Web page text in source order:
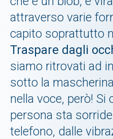
attraverso varie
capito soprattutto
Traspare dagli
siamo ritrovati ad
sotto la
nella voce, però! Si
persona sta
telefono, dalle